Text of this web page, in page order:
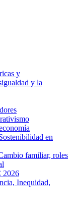
y
y la
en
familiar, roles
2026
Inequidad,